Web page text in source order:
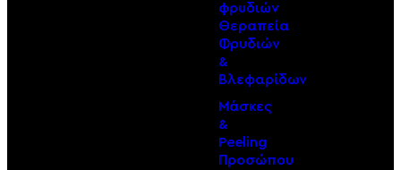
φρυδιών
Θεραπεία
Φρυδιών
&
Βλεφαρίδων
Μάσκες
&
Peeling
Προσώπου